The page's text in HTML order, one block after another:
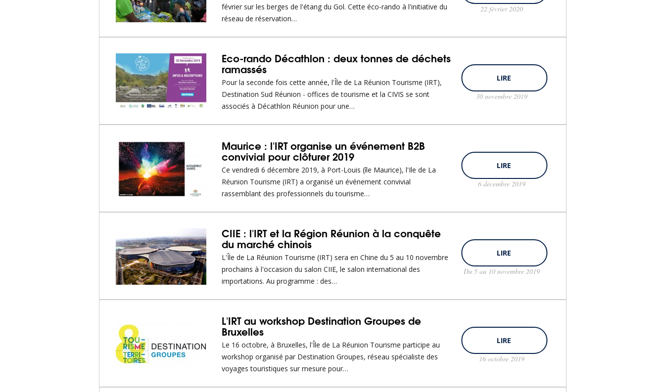
février sur les berges de l'étang du Gol. Cette éco-rando à l'initiative du
réseau de réservation…
22 février 2020
Eco-rando Décathlon : deux tonnes de déchets
ramassés
Pour la seconde fois cette année, l'Île de La Réunion Tourisme (IRT),
Destination Sud Réunion - offices de tourisme et la CIVIS se sont
associés à Décathlon Réunion pour une…
LIRE
30 novembre 2019
Maurice : l'IRT organise un événement B2B
convivial pour clôturer 2019
Ce vendredi 6 décembre 2019, à Port-Louis (île Maurice), l'Ile de La
Réunion Tourisme (IRT) a organisé un événement convivial
rassemblant des professionnels du tourisme…
LIRE
6 décembre 2019
CIIE : l'IRT et la Région Réunion à la conquête
du marché chinois
L'Île de La Réunion Tourisme (IRT) sera en Chine du 5 au 10 novembre
prochains à l'occasion du salon CIIE, le salon international des
importations. Au programme : des…
LIRE
Du 5 au 10 novembre 2019
L'IRT au workshop Destination Groupes de
Bruxelles
Le 16 octobre, à Bruxelles, l'Île de La Réunion Tourisme participe au
workshop organisé par Destination Groupes, réseau spécialiste des
voyages touristiques sur mesure pour…
LIRE
16 octobre 2019